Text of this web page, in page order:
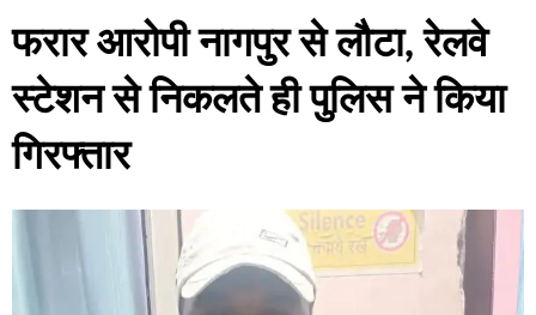
फरार आरोपी नागपुर से लौटा, रेलवे
स्टेशन से निकलते ही पुलिस ने किया
गिरफ्तार